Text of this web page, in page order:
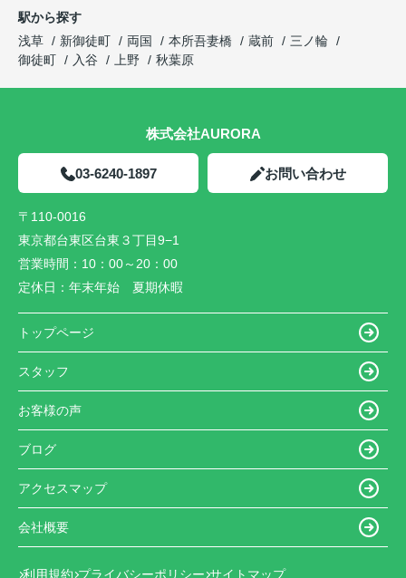
駅から探す
浅草
新御徒町 両国 本所吾妻橋 蔵前
三ノ輪
御徒町
入谷 上野 秋葉原
株式会社AURORA
03-6240-1897 お問い合わせ
〒110-0016
東京都台東区台東３丁目9−1
営業時間： 10：00～20：00
定休日： 年末年始 夏期休暇
トップページ
スタッフ
お客様の声
ブログ
アクセスマップ
会社概要
利用規約 プライバシーポリシー サイトマップ